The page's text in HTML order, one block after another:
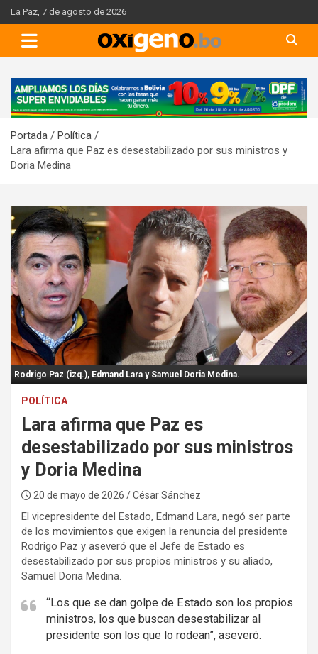
Skip
to
content
La Paz, 7 de agosto de 2026
A
d
e
r
t
s
e
m
e
n
t
:
Portada
Política
Lara afirma que Paz es desestabilizado por sus ministros y
Doria Medina
Rodrigo Paz (izq.), Edmand Lara y Samuel Doria Medina.
POLÍTICA
Lara afirma que Paz es
desestabilizado por sus ministros
y Doria Medina
20 de mayo de 2026 / César Sánchez
El vicepresidente del Estado, Edmand Lara, negó ser parte
de los movimientos que exigen la renuncia del presidente
Rodrigo Paz y aseveró que el Jefe de Estado es
desestabilizado por sus propios ministros y su aliado,
Samuel Doria Medina.
“Los que se dan golpe de Estado son los propios
ministros, los que buscan desestabilizar al
presidente son los que lo rodean”, aseveró.